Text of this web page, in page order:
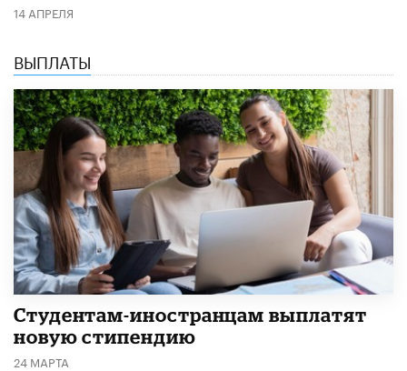
14 АПРЕЛЯ
ВЫПЛАТЫ
Студентам-иностранцам выплатят
новую стипендию
24 МАРТА